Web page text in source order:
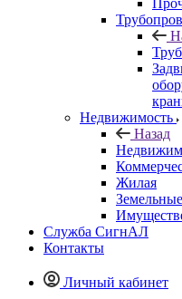
Недвижимость
Назад
Жилая
Служба СигнАЛ
Контакты
Личный кабинет